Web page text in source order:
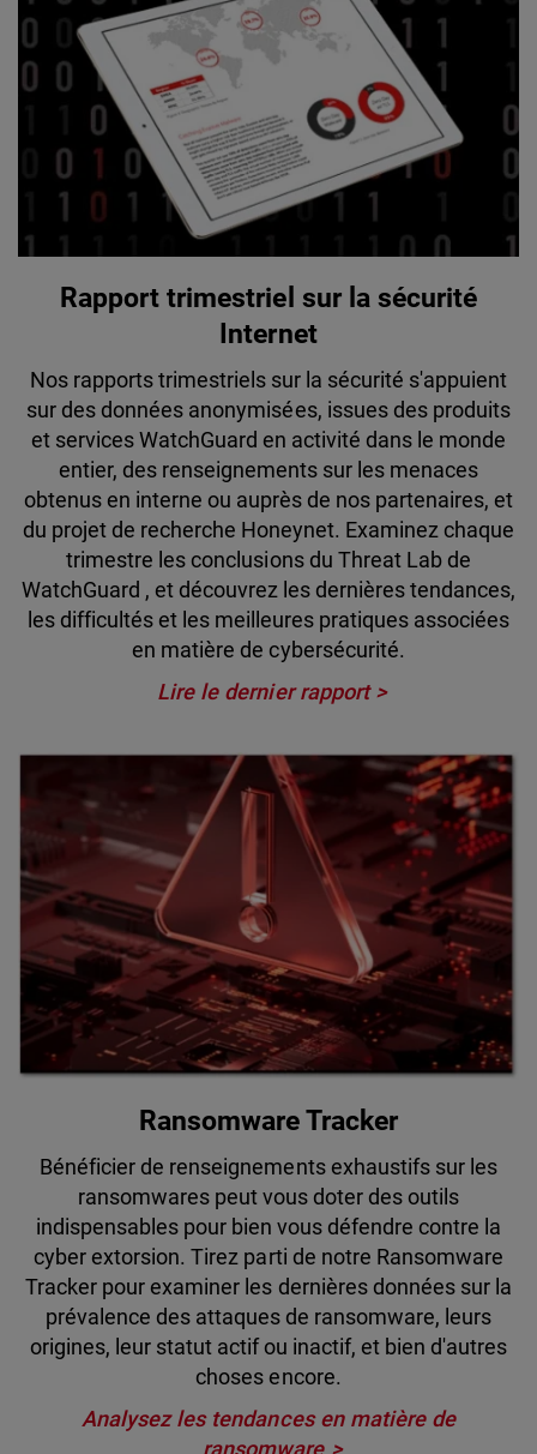
Rapport trimestriel sur la sécurité
Internet
Nos rapports trimestriels sur la sécurité s'appuient
sur des données anonymisées, issues des produits
et services WatchGuard en activité dans le monde
entier, des renseignements sur les menaces
obtenus en interne ou auprès de nos partenaires, et
du projet de recherche Honeynet. Examinez chaque
trimestre les conclusions du Threat Lab de
WatchGuard , et découvrez les dernières tendances,
les difficultés et les meilleures pratiques associées
en matière de cybersécurité.
Lire le dernier rapport
Ransomware Tracker
Bénéficier de renseignements exhaustifs sur les
ransomwares peut vous doter des outils
indispensables pour bien vous défendre contre la
cyber extorsion. Tirez parti de notre Ransomware
Tracker pour examiner les dernières données sur la
prévalence des attaques de ransomware, leurs
origines, leur statut actif ou inactif, et bien d'autres
choses encore.
Analysez les tendances en matière de
ransomware